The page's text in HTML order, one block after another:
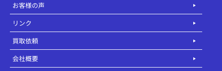
お客様の声
リンク
買取依頼
会社概要